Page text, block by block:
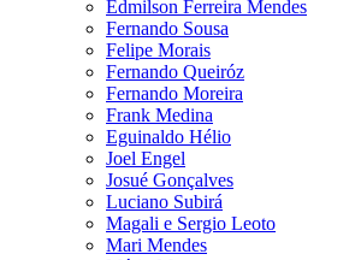
Edmilson Ferreira Mendes
Fernando Sousa
Felipe Morais
Fernando Queiróz
Fernando Moreira
Frank Medina
Eguinaldo Hélio
Joel Engel
Josué Gonçalves
Luciano Subirá
Magali e Sergio Leoto
Mari Mendes